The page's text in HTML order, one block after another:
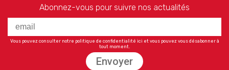
Abonnez-vous pour suivre nos actualités
Vous pouvez consulter notre politique de confidentialité ici et vous pouvez vous désabonner à
tout moment.
Envoyer